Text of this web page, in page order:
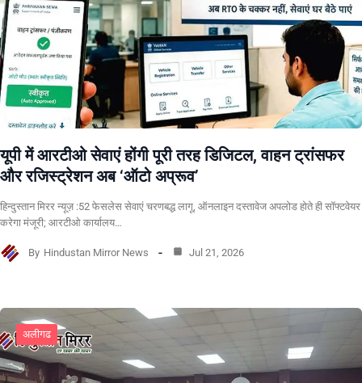
यूपी में आरटीओ सेवाएं होंगी पूरी तरह डिजिटल, वाहन ट्रांसफर
और रजिस्ट्रेशन अब ‘ऑटो अप्रूव’
हिन्दुस्तान मिरर न्यूज़ :52 फेसलेस सेवाएं चरणबद्ध लागू, ऑनलाइन दस्तावेज अपलोड होते ही सॉफ्टवेयर
करेगा मंजूरी; आरटीओ कार्यालय…
By Hindustan Mirror News Jul 21, 2026
अलीगढ